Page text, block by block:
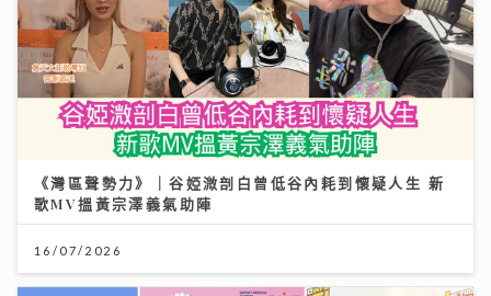
《灣區聲勢力》｜谷婭溦剖白曾低谷內耗到懷疑人生 新
歌MV搵黃宗澤義氣助陣
16/07/2026